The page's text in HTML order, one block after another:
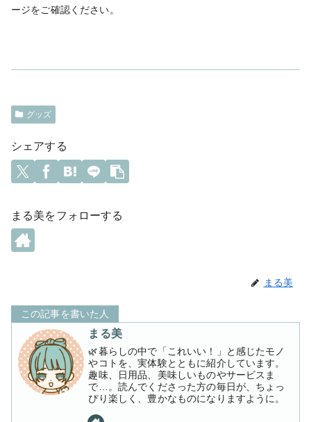
ージをご確認ください。
グッズ
シェアする
まる美をフォローする
まる美
この記事を書いた人
まる美
🌿暮らしの中で「これいい！」と感じたモノ
やコトを、実体験とともに紹介しています。
趣味、日用品、美味しいものやサービスま
で…。読んでくださった方の毎日が、ちょっ
ぴり楽しく、豊かなものになりますように。